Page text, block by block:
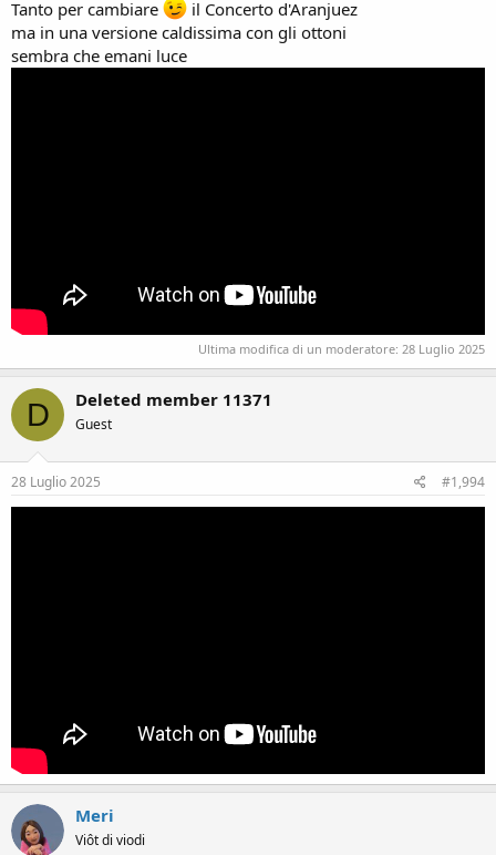
Tanto per cambiare
il Concerto d'Aranjuez
ma in una versione caldissima con gli ottoni
sembra che emani luce
Ultima modifica di un moderatore: 28 Luglio 2025
D Deleted member 11371
Guest
28 Luglio 2025 #1,994
Meri
Viôt di viodi